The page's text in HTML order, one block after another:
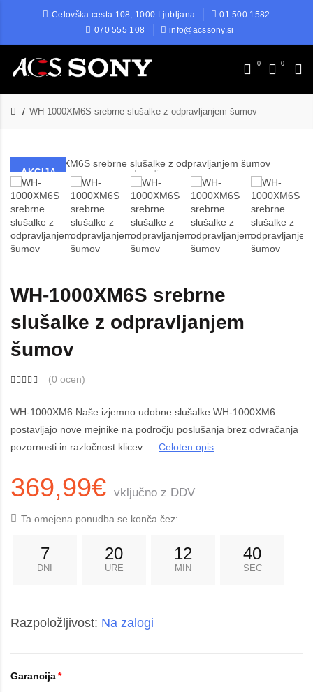
Celovška cesta 108, 1000 Ljubljana
01 500 1582
070 555 108
info@acssony.si
0 0
WH-1000XM6S srebrne slušalke z odpravljanjem šumov
AKCIJA Loading...
WH-1000XM6S srebrne
slušalke z odpravljanjem
šumov
(0 ocen)
WH-1000XM6 Naše izjemno udobne slušalke WH-1000XM6
postavljajo nove mejnike na področju poslušanja brez odvračanja
pozornosti in razločnost klicev..... Celoten opis
369,99€ vključno z DDV
Ta omejena ponudba se konča čez:
7
DNI
20
URE
12
MIN
39
SEC
Razpoložljivost: Na zalogi
Garancija